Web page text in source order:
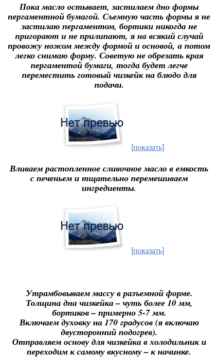
Пока масло остывает, застилаем дно формы
пергаментной бумагой. Съемную часть формы я не
застилаю пергаментом, бортики никогда не
пригорают и не прилипают, я на всякий случай
провожу ножом между формой и основой, а потом
легко снимаю форму. Советую не обрезать края
пергаментой бумаги, тогда будет легче
переместить готовый чизкейк на блюдо для
подачи.
[показать]
Вливаем растопленное сливочное масло в емкость
с печеньем и тщательно перемешиваем
ингредиенты.
[показать]
Утрамбовываем массу в разъемной форме.
Толщина дна чизкейка – чуть более 10 мм,
бортиков – примерно 5-7 мм.
Включаем духовку на 170 градусов (я включаю
двусторонний подогрев).
Отправляем основу для чизкейка в холодильник и
переходим к самому вкусному – к начинке.